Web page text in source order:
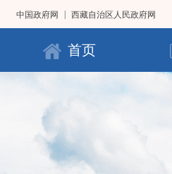
中国政府网 西藏自治区人民政府网
首页